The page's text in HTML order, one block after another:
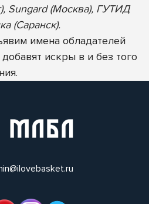
Sungard (Москва), ГУТИД
(Саранск).
имена обладателей
искры в и без того